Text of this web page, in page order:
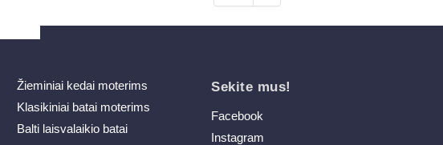
Žieminiai kedai moterims
Klasikiniai batai moterims
Balti laisvalaikio batai
Sekite mus!
Facebook
Instagram